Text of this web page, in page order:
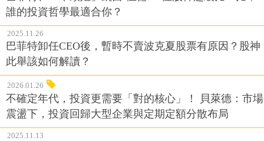
誰的投資哲學最適合你？
2025.11.26
巴菲特卸任CEO後，暫時不賣波克夏股票有原因？股神
此舉該如何解讀？
2026.01.26
不確定年代，投資更需要「對的核心」！ 貝萊德：市場
震盪下，投資回歸大型企業與定期定額分散布局
2025.11.13